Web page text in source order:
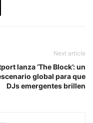
Next article
lanza ‘The Block’: un
global para que
DJs emergentes brillen